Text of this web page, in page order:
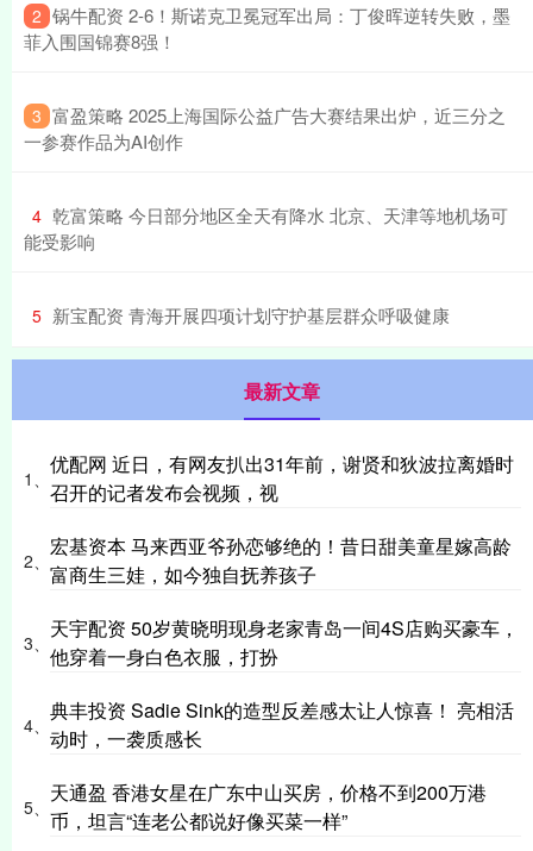
2 ​锅牛配资 2-6！斯诺克卫冕冠军出局：丁俊晖逆转失败，墨
菲入围国锦赛8强！
3 ​富盈策略 2025上海国际公益广告大赛结果出炉，近三分之
一参赛作品为AI创作
4 ​乾富策略 今日部分地区全天有降水 北京、天津等地机场可
能受影响
5 ​新宝配资 青海开展四项计划守护基层群众呼吸健康
最新文章
1、
优配网 近日，有网友扒出31年前，谢贤和狄波拉离婚时
召开的记者发布会视频，视
2、
宏基资本 马来西亚爷孙恋够绝的！昔日甜美童星嫁高龄
富商生三娃，如今独自抚养孩子
3、
天宇配资 50岁黄晓明现身老家青岛一间4S店购买豪车，
他穿着一身白色衣服，打扮
4、
典丰投资 Sadie Sink的造型反差感太让人惊喜！ 亮相活
动时，一袭质感长
5、
天通盈 香港女星在广东中山买房，价格不到200万港
币，坦言“连老公都说好像买菜一样”